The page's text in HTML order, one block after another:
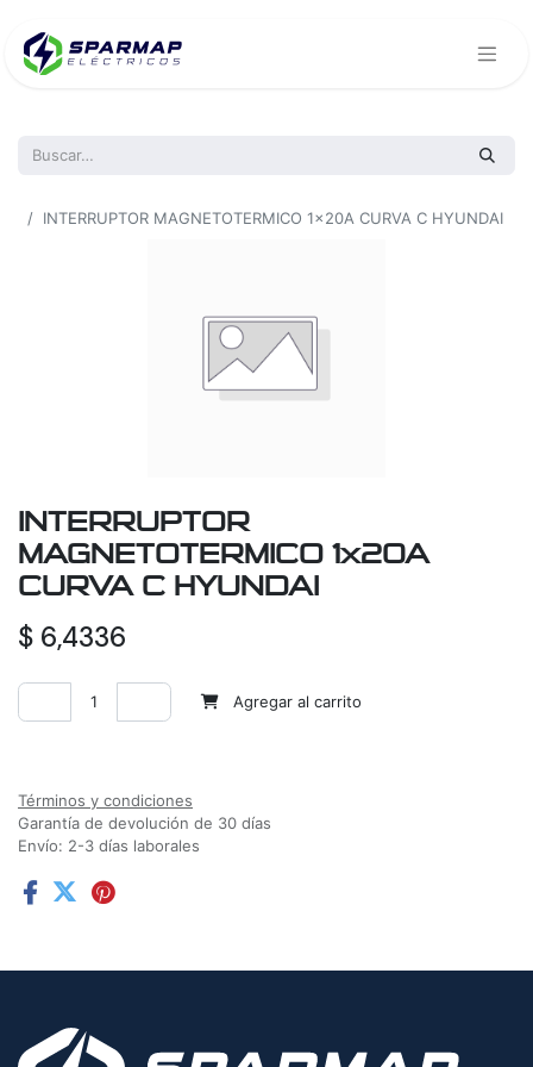
INTERRUPTOR MAGNETOTERMICO 1x20A CURVA C HYUNDAI
INTERRUPTOR
MAGNETOTERMICO 1x20A
CURVA C HYUNDAI
$ 6,4336
Agregar al carrito
Términos y condiciones
Garantía de devolución de 30 días
Envío: 2-3 días laborales